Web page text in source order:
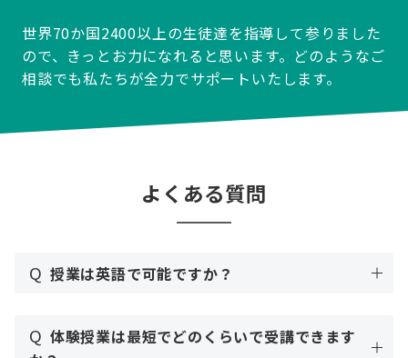
世界70か国2400以上の生徒達を指導して参りました
ので、きっとお力になれると思います。どのようなご
相談でも私たちが全力でサポートいたします。
よくある質問
Q 授業は英語で可能ですか？
Q 体験授業は最短でどのくらいで受講できます